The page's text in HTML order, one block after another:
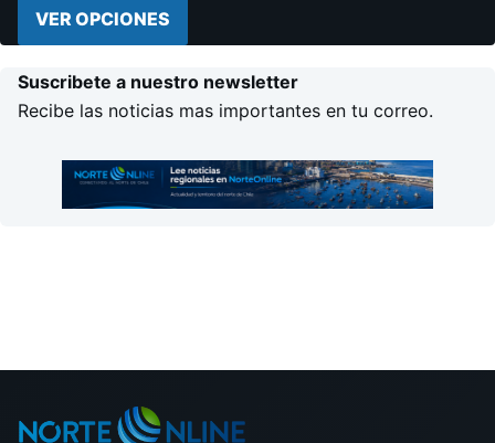
VER OPCIONES
Suscribete a nuestro newsletter
Recibe las noticias mas importantes en tu correo.